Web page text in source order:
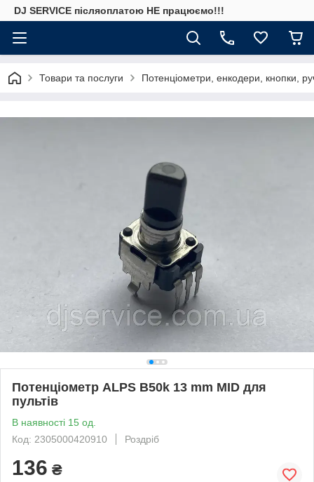
DJ SERVICE пiсляоплатою НЕ працюємо!!!
Товари та послуги Потенціометри, енкодери, кнопки,
Потенціометр ALPS B50k 13 mm MID для
пультів
В наявності 15 од.
Код: 2305000420910
Роздріб
136 ₴